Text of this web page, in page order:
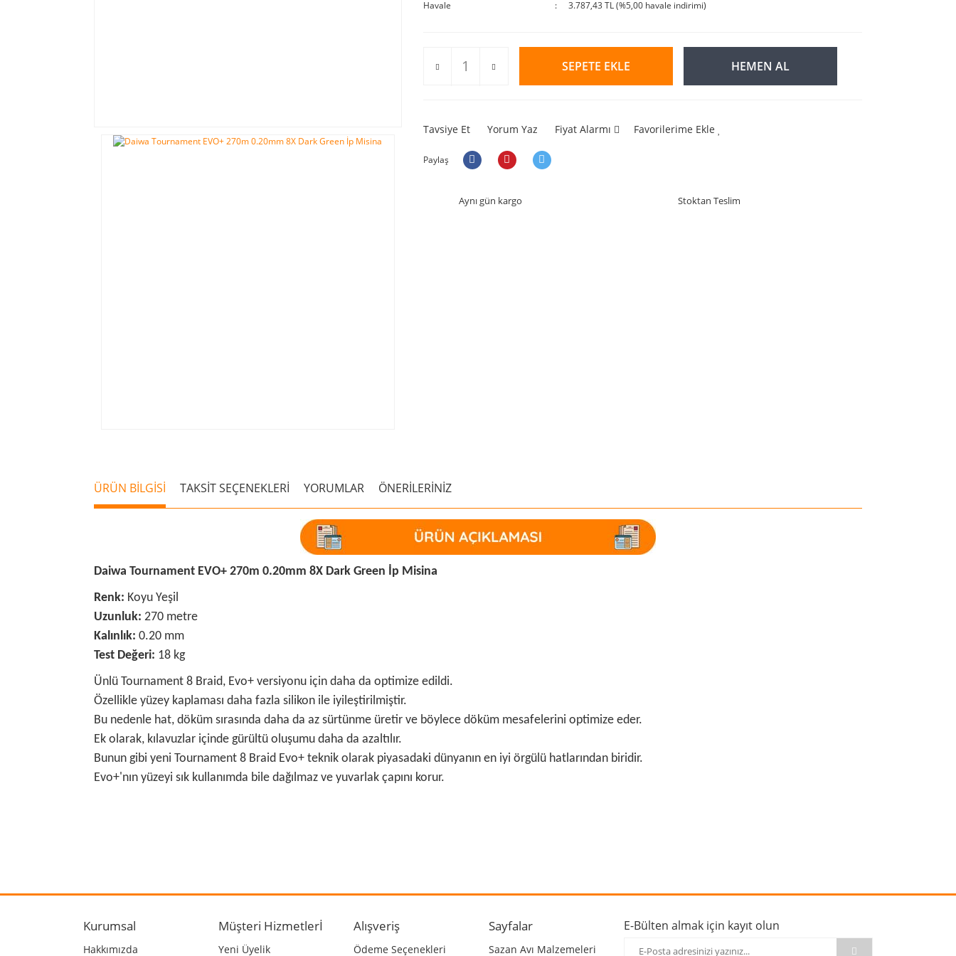
Havale 3.787,43 TL (%5,00 havale indirimi)
SEPETE EKLE HEMEN AL
Tavsiye Et Yorum Yaz Fiyat Alarmı Favorilerime Ekle
Paylaş
Aynı gün kargo Stoktan Teslim
ÜRÜN BİLGİSİ TAKSİT SEÇENEKLERİ YORUMLAR ÖNERİLERİNİZ
Daiwa Tournament EVO+ 270m 0.20mm 8X Dark Green İp Misina
Renk: Koyu Yeşil
Uzunluk: 270 metre
Kalınlık: 0.20 mm
Test Değeri: 18 kg
Ünlü Tournament 8 Braid, Evo+ versiyonu için daha da optimize edildi.
Özellikle yüzey kaplaması daha fazla silikon ile iyileştirilmiştir.
Bu nedenle hat, döküm sırasında daha da az sürtünme üretir ve böylece döküm mesafelerini optimize eder.
Ek olarak, kılavuzlar içinde gürültü oluşumu daha da azaltılır.
Bunun gibi yeni Tournament 8 Braid Evo+ teknik olarak piyasadaki dünyanın en iyi örgülü hatlarından biridir.
Evo+'nın yüzeyi sık kullanımda bile dağılmaz ve yuvarlak çapını korur.
Ürün resmi kalitesiz, bozuk veya görüntülenemiyor.
Ürün bilgilerinde hatalar bulunuyor.
Ürün fiyatı diğer sitelerden daha pahalı.
Kurumsal
Hakkımızda
Müşteri Hizmetlerİ
Yeni Üyelik
Alışveriş
Ödeme Seçenekleri
Sayfalar
Sazan Avı Malzemeleri
E-Bülten almak için kayıt olun